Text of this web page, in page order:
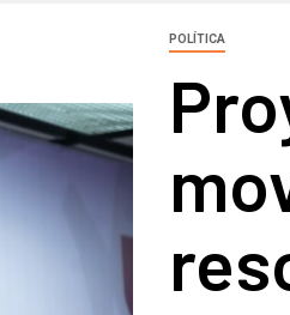
POLÍTICA